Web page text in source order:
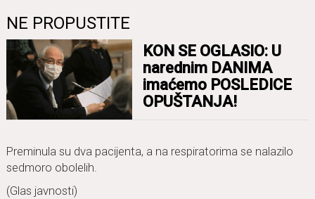
NE PROPUSTITE
KON SE OGLASIO: U
narednim DANIMA
imaćemo POSLEDICE
OPUŠTANJA!
Preminula su dva pacijenta, a na respiratorima se nalazilo
sedmoro obolelih.
(Glas javnosti)